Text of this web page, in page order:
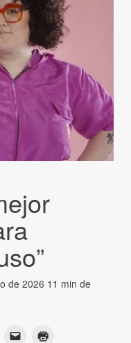
de 2026 11 min de